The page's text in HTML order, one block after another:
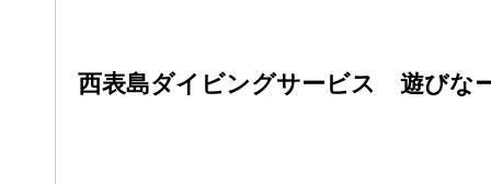
西表島ダイビングサービス 遊びな